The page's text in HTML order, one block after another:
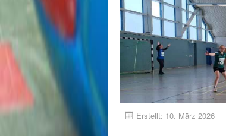
Erstellt: 10. März 2026